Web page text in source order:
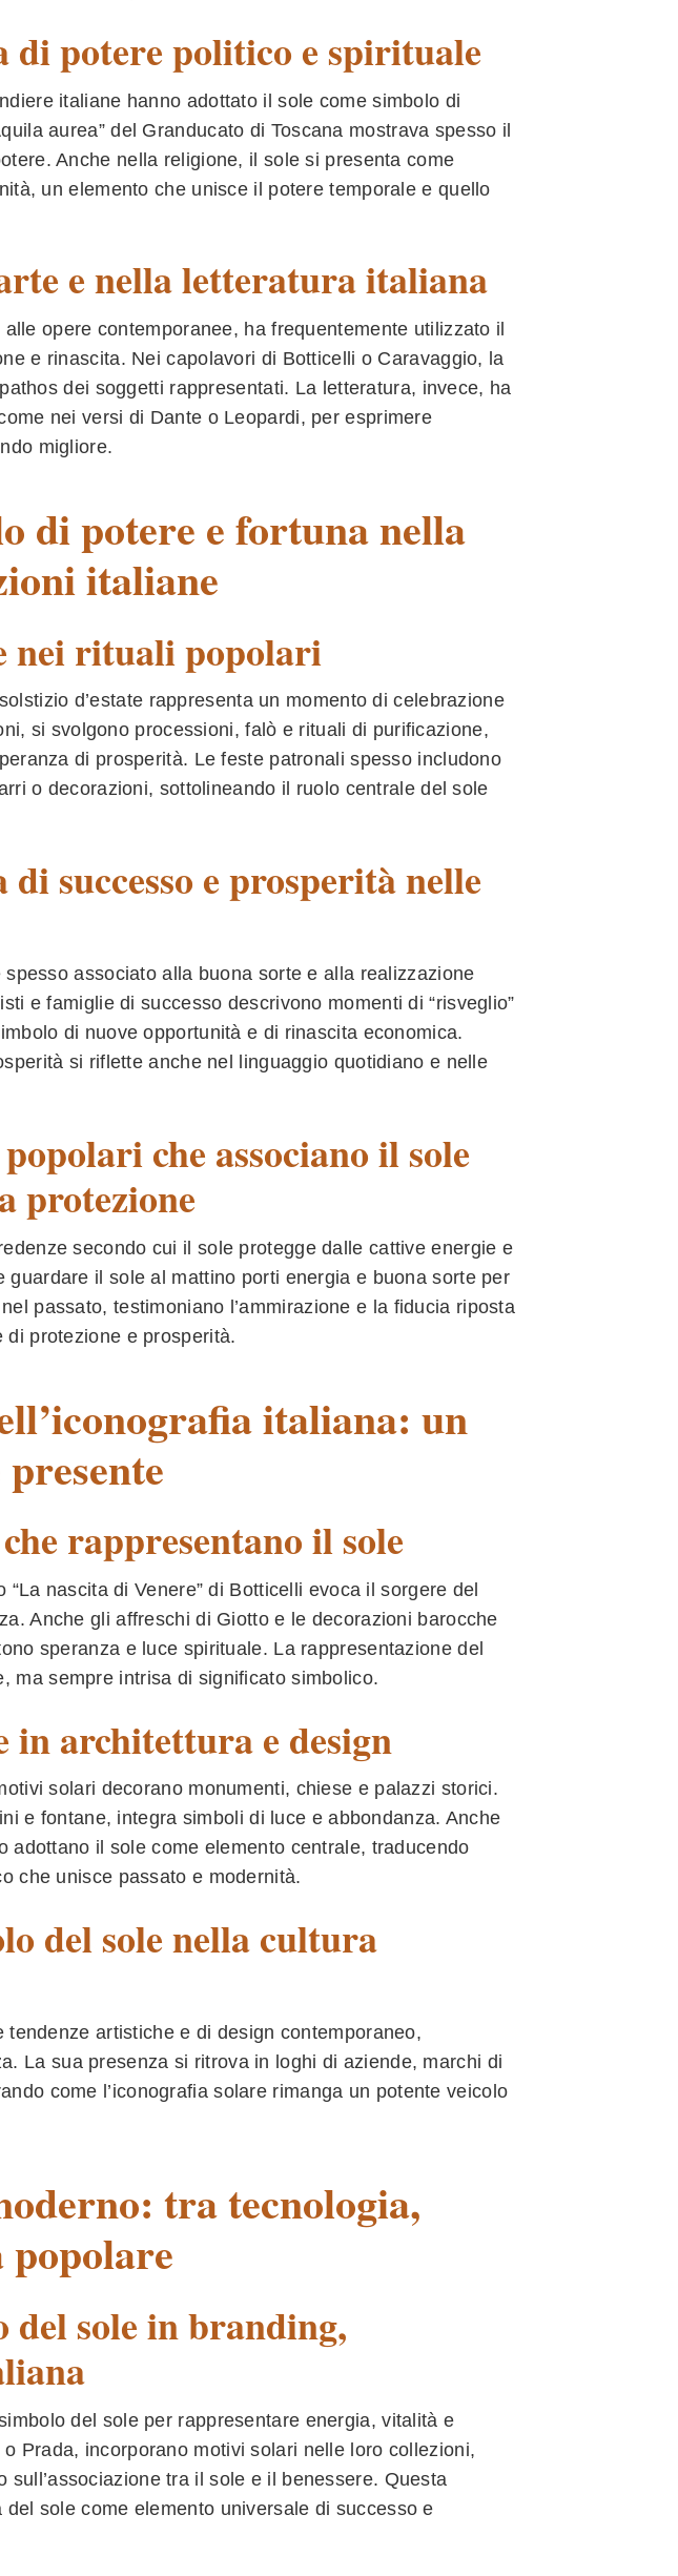
di potere politico e spirituale
italiane hanno adottato il sole come simbolo di
aurea” del Granducato di Toscana mostrava spesso il
Anche nella religione, il sole si presenta come
un elemento che unisce il potere temporale e quello
e nella letteratura italiana
opere contemporanee, ha frequentemente utilizzato il
e rinascita. Nei capolavori di Botticelli o Caravaggio, la
dei soggetti rappresentati. La letteratura, invece, ha
nei versi di Dante o Leopardi, per esprimere
migliore.
di potere e fortuna nella
italiane
nei rituali popolari
d’estate rappresenta un momento di celebrazione
si svolgono processioni, falò e rituali di purificazione,
di prosperità. Le feste patronali spesso includono
o decorazioni, sottolineando il ruolo centrale del sole
successo e prosperità nelle
associato alla buona sorte e alla realizzazione
e famiglie di successo descrivono momenti di “risveglio”
di nuove opportunità e di rinascita economica.
si riflette anche nel linguaggio quotidiano e nelle
che associano il sole
protezione
secondo cui il sole protegge dalle cattive energie e
guardare il sole al mattino porti energia e buona sorte per
passato, testimoniano l’ammirazione e la fiducia riposta
protezione e prosperità.
italiana: un
rappresentano il sole
nascita di Venere” di Botticelli evoca il sorgere del
Anche gli affreschi di Giotto e le decorazioni barocche
speranza e luce spirituale. La rappresentazione del
ma sempre intrisa di significato simbolico.
in architettura e design
solari decorano monumenti, chiese e palazzi storici.
e fontane, integra simboli di luce e abbondanza. Anche
adottano il sole come elemento centrale, traducendo
che unisce passato e modernità.
del sole nella cultura
artistiche e di design contemporaneo,
La sua presenza si ritrova in loghi di aziende, marchi di
come l’iconografia solare rimanga un potente veicolo
tra tecnologia,
popolare
del sole in branding,
del sole per rappresentare energia, vitalità e
Prada, incorporano motivi solari nelle loro collezioni,
tra il sole e il benessere. Questa
sole come elemento universale di successo e